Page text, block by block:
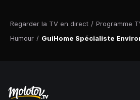
Regarder la TV en direct / Programme
Humour / GuiHome Spécialiste